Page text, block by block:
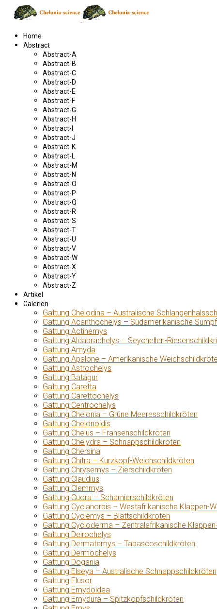
Home
Abstract
Abstract-A
Abstract-B
Abstract-C
Abstract-D
Abstract-E
Abstract-F
Abstract-G
Abstract-H
Abstract-I
Abstract-J
Abstract-K
Abstract-L
Abstract-M
Abstract-N
Abstract-O
Abstract-P
Abstract-Q
Abstract-R
Abstract-S
Abstract-T
Abstract-U
Abstract-V
Abstract-W
Abstract-X
Abstract-Y
Abstract-Z
Artikel
Galerien
Gattung Chelodina – Australische
Gattung Acanthochelys – Südamerikanische
Gattung Actinemys
Gattung Aldabrachelys – Seychellen-
Gattung Amyda
Gattung Apalone – Amerikanische
Gattung Astrochelys
Gattung Batagur
Gattung Caretta
Gattung Carettochelys
Gattung Centrochelys
Gattung Chelonia – Grüne Meeresschildkröten
Gattung Chelonoidis
Gattung Chelus – Fransenschildkröten
Gattung Chelydra – Schnappschildkröten
Gattung Chersina
Gattung Chitra – Kurzkopf-Weichschildkröten
Gattung Chrysemys – Zierschildkröten
Gattung Claudius
Gattung Clemmys
Gattung Cuora – Scharnierschildkröten
Gattung Cyclanorbis – Westafrikanische Klappen-
Gattung Cyclemys – Blattschildkröten
Gattung Cycloderma – Zentralafrikanische
Gattung Deirochelys
Gattung Dermatemys – Tabascoschildkröten
Gattung Dermochelys
Gattung Dogania
Gattung Elseya – Australische Schnappschildkröten
Gattung Elusor
Gattung Emydoidea
Gattung Emydura – Spitzkopfschildkröten